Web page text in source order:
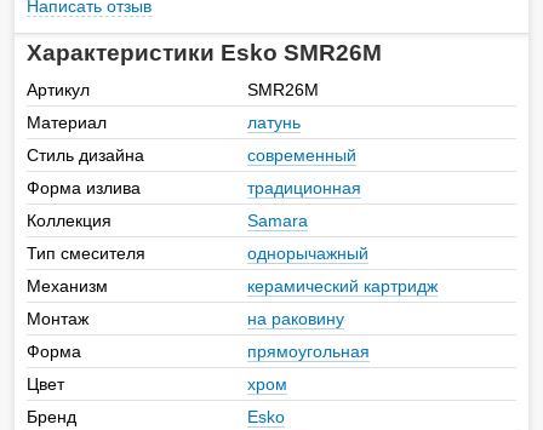
Написать отзыв
Характеристики Esko SMR26M
Артикул
SMR26M
Материал
латунь
Стиль дизайна
современный
Форма излива
традиционная
Коллекция
Samara
Тип смесителя
однорычажный
Механизм
керамический картридж
Монтаж
на раковину
Форма
прямоугольная
Цвет
хром
Бренд
Esko